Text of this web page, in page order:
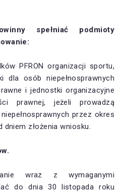
spełniać podmioty
PFRON organizacji sportu,
dla osób niepełnosprawnych
i jednostki organizacyjne
prawnej, jeżeli prowadzą
przez okres
złożenia wniosku.
wraz z wymaganymi
do dnia 30 listopada roku